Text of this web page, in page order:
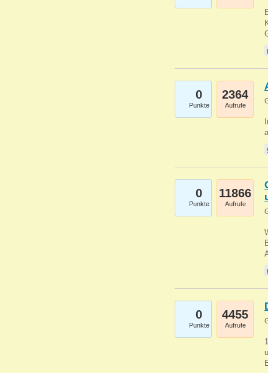
0
Punkte
2364
Aufrufe
0
Punkte
11866
Aufrufe
0
Punkte
4455
Aufrufe